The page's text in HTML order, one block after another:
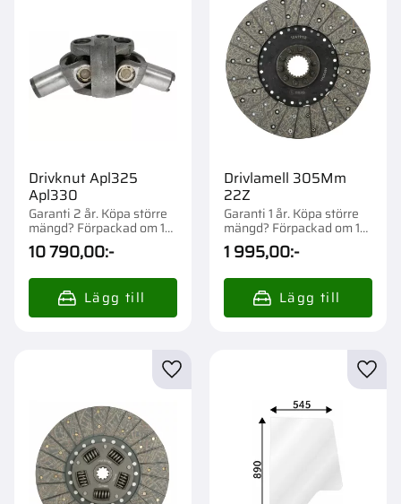
Drivknut Apl325
Apl330
Garanti 2 år. Köpa större
mängd? Förpackad om 1
st.
10 790,00:-
Drivlamell 305Mm
22Z
Garanti 1 år. Köpa större
mängd? Förpackad om 1
st.
1 995,00:-
Lägg till i favoriter